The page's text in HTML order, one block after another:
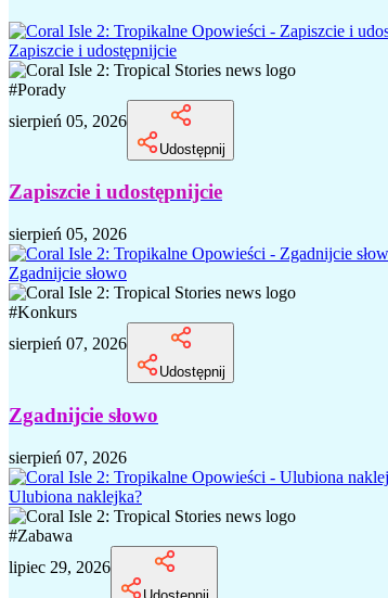
Zapiszcie i udostępnijcie
#Porady
sierpień 05, 2026
Udostępnij
Zapiszcie i udostępnijcie
sierpień 05, 2026
Zgadnijcie słowo
#Konkurs
sierpień 07, 2026
Udostępnij
Zgadnijcie słowo
sierpień 07, 2026
Ulubiona naklejka?
#Zabawa
lipiec 29, 2026